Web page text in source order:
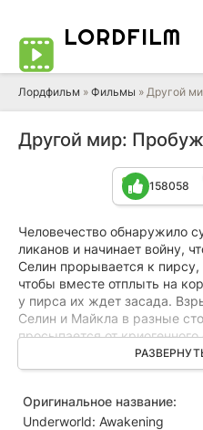
LORDFILM
Лордфильм » Фильмы » Другой
Другой мир:
158058
Человечество обнаружило
ликанов и начинает войну,
Селин прорывается к
чтобы вместе отплыть на
у пирса их ждет засада.
Селин и Майкла в разные
просыпается от
существовании родной
ликана. Теперь Селин нужно
своего вида уязвимость от
Оригинальное название:
Underworld: Awakening